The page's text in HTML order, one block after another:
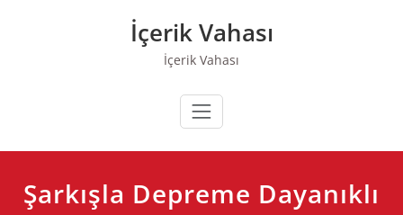
İçerik Vahası
İçerik Vahası
Şarkışla Depreme Dayanıklı